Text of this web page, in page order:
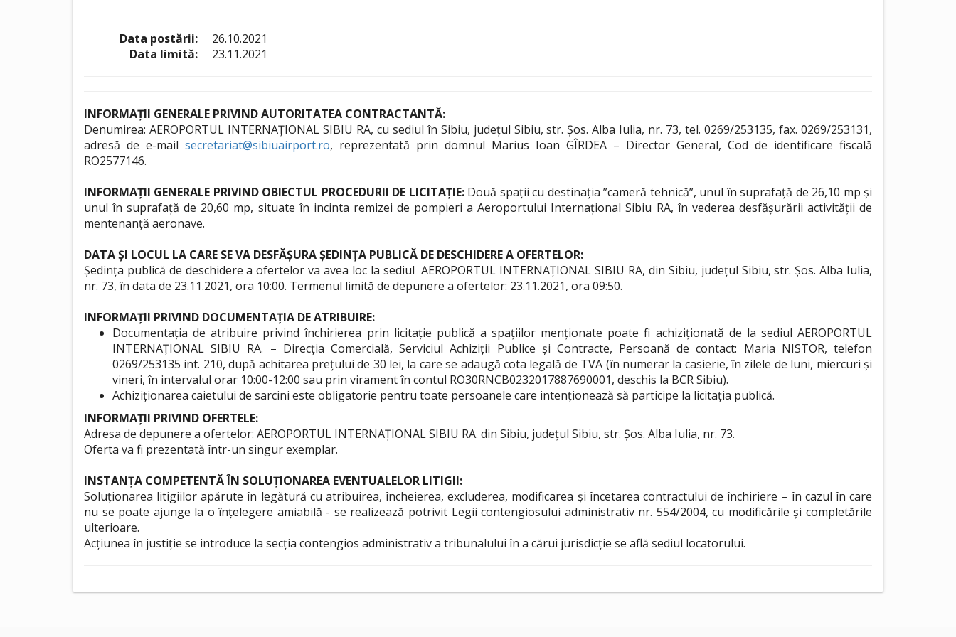
Data postării:
26.10.2021
Data limită:
23.11.2021
INFORMAȚII GENERALE PRIVIND AUTORITATEA CONTRACTANTĂ:
Denumirea: AEROPORTUL INTERNAȚIONAL SIBIU RA, cu sediul în Sibiu, județul Sibiu, str. Șos. Alba Iulia, nr. 73, tel. 0269/253135, fax. 0269/253131,
adresă de e-mail secretariat@sibiuairport.ro, reprezentată prin domnul Marius Ioan GÎRDEA – Director General, Cod de identificare fiscală
RO2577146.
INFORMAȚII GENERALE PRIVIND OBIECTUL PROCEDURII DE LICITAȚIE:Două spații cu destinația ”cameră tehnică”, unul în suprafață de 26,10 mp și
unul în suprafață de 20,60 mp, situate în incinta remizei de pompieri a Aeroportului Internațional Sibiu RA, în vederea desfășurării activității de
mentenanță aeronave.
DATA ȘI LOCUL LA CARE SE VA DESFĂȘURA ȘEDINȚA PUBLICĂ DE DESCHIDERE A OFERTELOR:
Ședința publică de deschidere a ofertelor va avea loc la sediul AEROPORTUL INTERNAȚIONAL SIBIU RA, din Sibiu, județul Sibiu, str. Șos. Alba Iulia,
nr. 73, în data de 23.11.2021, ora 10:00. Termenul limită de depunere a ofertelor: 23.11.2021, ora 09:50.
INFORMAȚII PRIVIND DOCUMENTAȚIA DE ATRIBUIRE:
Documentația de atribuire privind închirierea prin licitație publică a spațiilor menționate poate fi achiziționată de la sediul AEROPORTUL
INTERNAȚIONAL SIBIU RA. – Direcția Comercială, Serviciul Achiziții Publice și Contracte, Persoană de contact: Maria NISTOR, telefon
0269/253135 int. 210, după achitarea prețului de 30 lei, la care se adaugă cota legală de TVA (în numerar la casierie, în zilele de luni, miercuri și
vineri, în intervalul orar 10:00-12:00 sau prin virament în contul RO30RNCB0232017887690001, deschis la BCR Sibiu).
Achiziționarea caietului de sarcini este obligatorie pentru toate persoanele care intenționează să participe la licitația publică.
INFORMAȚII PRIVIND OFERTELE:
Adresa de depunere a ofertelor: AEROPORTUL INTERNAȚIONAL SIBIU RA. din Sibiu, județul Sibiu, str. Șos. Alba Iulia, nr. 73.
Oferta va fi prezentată într-un singur exemplar.
INSTANȚA COMPETENTĂ ÎN SOLUȚIONAREA EVENTUALELOR LITIGII:
Soluționarea litigiilor apărute în legătură cu atribuirea, încheierea, excluderea, modificarea și încetarea contractului de închiriere – în cazul în care
nu se poate ajunge la o înțelegere amiabilă - se realizează potrivit Legii contengiosului administrativ nr. 554/2004, cu modificările și completările
ulterioare.
Acțiunea în justiție se introduce la secția contengios administrativ a tribunalului în a cărui jurisdicție se află sediul locatorului.